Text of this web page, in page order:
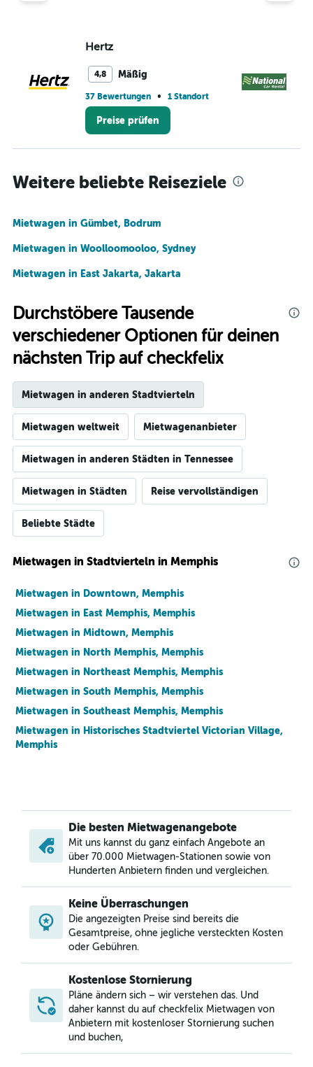
Hertz
4,8 Mäßig
37 Bewertungen • 1 Standort
Preise prüfen
Weitere beliebte Reiseziele
Mietwagen in Gümbet, Bodrum
Mietwagen in Woolloomooloo, Sydney
Mietwagen in East Jakarta, Jakarta
Durchstöbere Tausende
verschiedener Optionen für deinen
nächsten Trip auf checkfelix
Mietwagen in anderen Stadtvierteln
Mietwagen weltweit Mietwagenanbieter
Mietwagen in anderen Städten in Tennessee
Mietwagen in Städten Reise vervollständigen
Beliebte Städte
Mietwagen in Stadtvierteln in Memphis
Mietwagen in Downtown, Memphis
Mietwagen in East Memphis, Memphis
Mietwagen in Midtown, Memphis
Mietwagen in North Memphis, Memphis
Mietwagen in Northeast Memphis, Memphis
Mietwagen in South Memphis, Memphis
Mietwagen in Southeast Memphis, Memphis
Mietwagen in Historisches Stadtviertel Victorian Village,
Memphis
Die besten Mietwagenangebote
Mit uns kannst du ganz einfach Angebote an
über 70.000 Mietwagen-Stationen sowie von
Hunderten Anbietern finden und vergleichen.
Keine Überraschungen
Die angezeigten Preise sind bereits die
Gesamtpreise, ohne jegliche versteckten Kosten
oder Gebühren.
Kostenlose Stornierung
Pläne ändern sich – wir verstehen das. Und
daher kannst du auf checkfelix Mietwagen von
Anbietern mit kostenloser Stornierung suchen
und buchen,